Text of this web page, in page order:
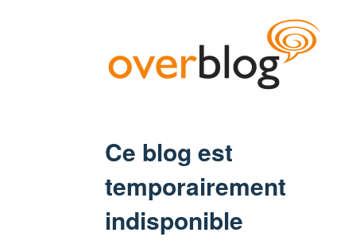
Ce blog est
temporairement
indisponible